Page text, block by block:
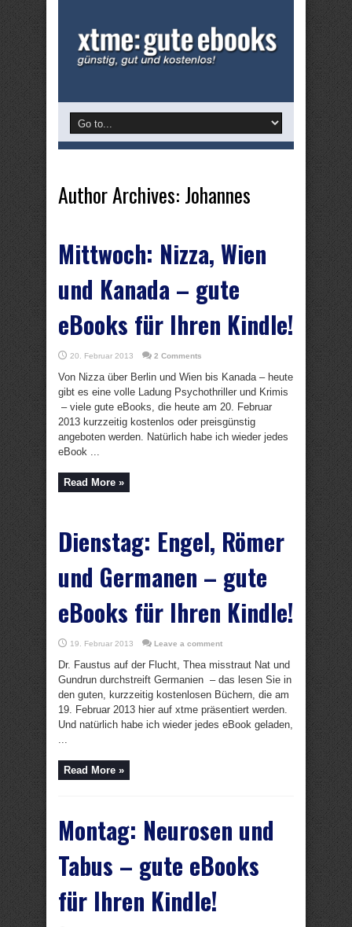
Author Archives: Johannes
Mittwoch: Nizza, Wien
und Kanada – gute
eBooks für Ihren Kindle!
20. Februar 2013 2 Comments
Von Nizza über Berlin und Wien bis Kanada – heute
gibt es eine volle Ladung Psychothriller und Krimis
– viele gute eBooks, die heute am 20. Februar
2013 kurzzeitig kostenlos oder preisgünstig
angeboten werden. Natürlich habe ich wieder jedes
eBook ...
Read More »
Dienstag: Engel, Römer
und Germanen – gute
eBooks für Ihren Kindle!
19. Februar 2013 Leave a comment
Dr. Faustus auf der Flucht, Thea misstraut Nat und
Gundrun durchstreift Germanien – das lesen Sie in
den guten, kurzzeitig kostenlosen Büchern, die am
19. Februar 2013 hier auf xtme präsentiert werden.
Und natürlich habe ich wieder jedes eBook geladen,
...
Read More »
Montag: Neurosen und
Tabus – gute eBooks
für Ihren Kindle!